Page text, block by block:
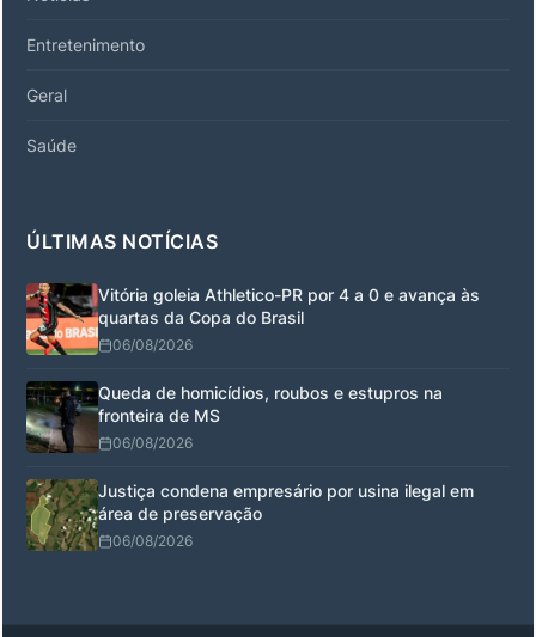
Entretenimento
Geral
Saúde
ÚLTIMAS NOTÍCIAS
Vitória goleia Athletico-PR por 4 a 0 e avança às
quartas da Copa do Brasil
06/08/2026
Queda de homicídios, roubos e estupros na
fronteira de MS
06/08/2026
Justiça condena empresário por usina ilegal em
área de preservação
06/08/2026